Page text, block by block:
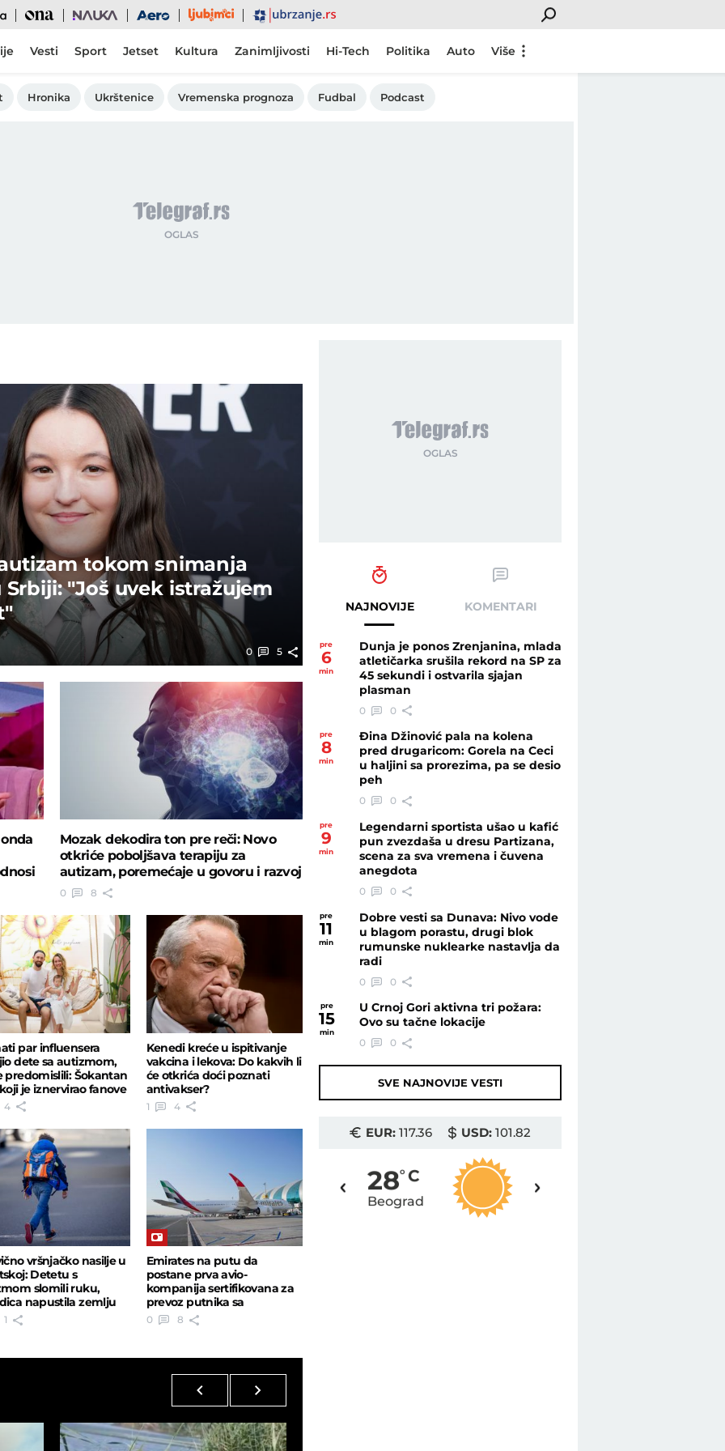
Ona Nauka Aero Ljubimci Ubrzanje
Vesti Sport Jetset Kultura Zanimljivosti Hi-Tech Politika Auto Više
Hronika Ukrštenice Vremenska prognoza Fudbal Podcast
tokom snimanja
"Još uvek istražujem
0 5
Mozak dekodira ton pre reči: Novo
otkriće poboljšava terapiju za
autizam, poremećaje u govoru i razvoj
AI
0 8
par influensera
dete sa autizmom,
predomislili: Šokantan
je iznervirao fanove
4
Kenedi kreće u ispitivanje
vakcina i lekova: Do kakvih li
će otkrića doći poznati
antivakser?
1 4
vršnjačko nasilje u
Detetu s
slomili ruku,
napustila zemlju
1
Emirates na putu da
postane prva avio-
kompanija sertifikovana za
prevoz putnika sa
autizmom na svetu
0 8
NAJNOVIJE KOMENTARI
pre
6
min
Dunja je ponos Zrenjanina, mlada
atletičarka srušila rekord na SP za
45 sekundi i ostvarila sjajan
plasman
0 0
pre
8
min
Ðina Džinović pala na kolena
pred drugaricom: Gorela na Ceci
u haljini sa prorezima, pa se desio
peh
0 0
pre
9
min
Legendarni sportista ušao u kafić
pun zvezdaša u dresu Partizana,
scena za sva vremena i čuvena
anegdota
0 0
pre
11
min
Dobre vesti sa Dunava: Nivo vode
u blagom porastu, drugi blok
rumunske nuklearke nastavlja da
radi
0 0
pre
15
min
U Crnoj Gori aktivna tri požara:
Ovo su tačne lokacije
0 0
SVE NAJNOVIJE VESTI
EUR:117.36 USD: 101.82
27 C
Priština
28o C
Beograd